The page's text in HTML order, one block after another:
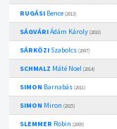
RUGÁSIBence (2013)
SÁGVÁRIÁdám Károly (2010)
SÁRKÖZISzabolcs (2007)
SCHMALZ Máté Noel (2014)
SIMON Barnabás (2011)
SIMON Miron (2015)
SLEMMER Robin (2009)